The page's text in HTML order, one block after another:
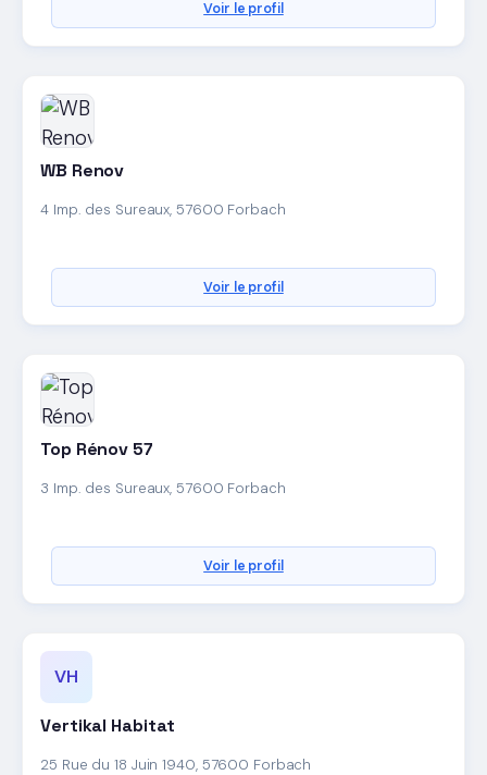
Voir le profil
WB Renov
4 Imp. des Sureaux, 57600 Forbach
Voir le profil
Top Rénov 57
3 Imp. des Sureaux, 57600 Forbach
Voir le profil
VH
Vertikal Habitat
25 Rue du 18 Juin 1940, 57600 Forbach